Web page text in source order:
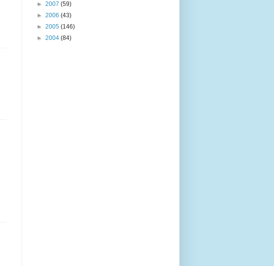
► 2007 (59)
► 2006 (43)
► 2005 (146)
► 2004 (84)